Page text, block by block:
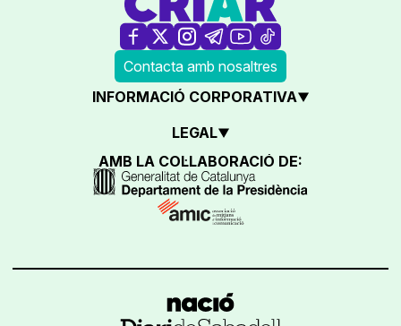
Contacta amb nosaltres
INFORMACIÓ CORPORATIVA
LEGAL
AMB LA COL·LABORACIÓ DE: